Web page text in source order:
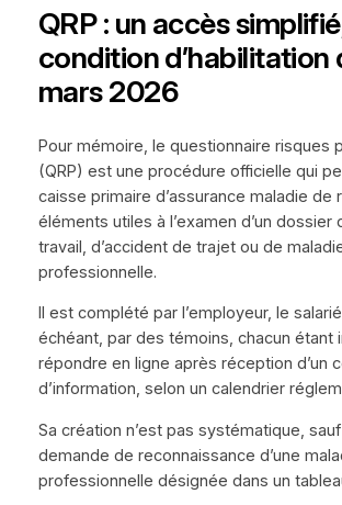
QRP : un accès
condition d’habilitation
mars 2026
Pour mémoire, le questionnaire risques
(QRP) est une procédure officielle qui
caisse primaire d’assurance maladie de
éléments utiles à l’examen d’un dossier
travail, d’accident de trajet ou de
professionnelle.
Il est complété par l’employeur, le
échéant, par des témoins, chacun étant
répondre en ligne après réception d’un
d’information, selon un calendrier
Sa création n’est pas systématique,
demande de reconnaissance d’une
professionnelle désignée dans un